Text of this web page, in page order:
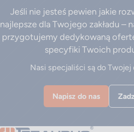
Jeśli nie jesteś pewien jakie
najlepsze dla Twojego zakładu –
przygotujemy dedykowaną
specyfiki Twoich
Nasi specjaliści są do
Napisz do nas